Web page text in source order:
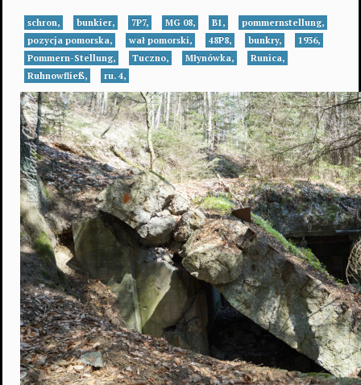
schron, bunkier, 7P7, MG 08, B1,
pommernstellung,
pozycja pomorska,
wał pomorski, 48P8, bunkry,
1936,
Pommern-Stellung,
Tuczno, Młynówka,
Runica,
Ruhnowfließ,
ru. 4,